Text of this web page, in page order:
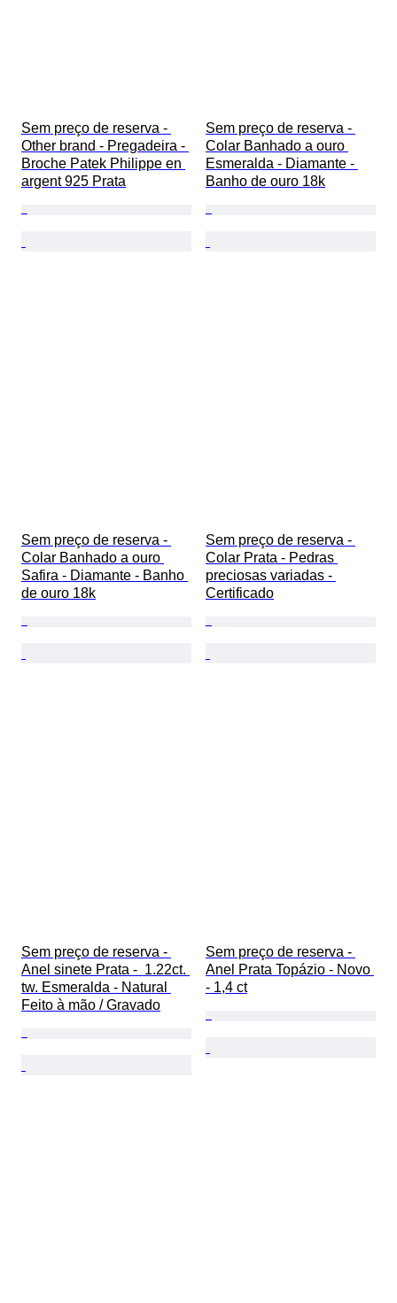
Sem preço de reserva -
Other brand - Pregadeira -
Broche Patek Philippe en
argent 925 Prata
Sem preço de reserva -
Colar Banhado a ouro
Esmeralda - Diamante -
Banho de ouro 18k
Sem preço de reserva -
Colar Banhado a ouro
Safira - Diamante - Banho
de ouro 18k
Sem preço de reserva -
Colar Prata - Pedras
preciosas variadas -
Certificado
Sem preço de reserva -
Anel sinete Prata -  1.22ct.
tw. Esmeralda - Natural
Feito à mão / Gravado
Sem preço de reserva -
Anel Prata Topázio - Novo
- 1,4 ct